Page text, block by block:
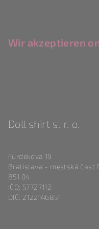
Wir akzeptieren
Doll shirt s. r. o.
Furdekova 19
Bratislava - mestská časť
851 04
IČO: 57727112
DIČ: 2122146851